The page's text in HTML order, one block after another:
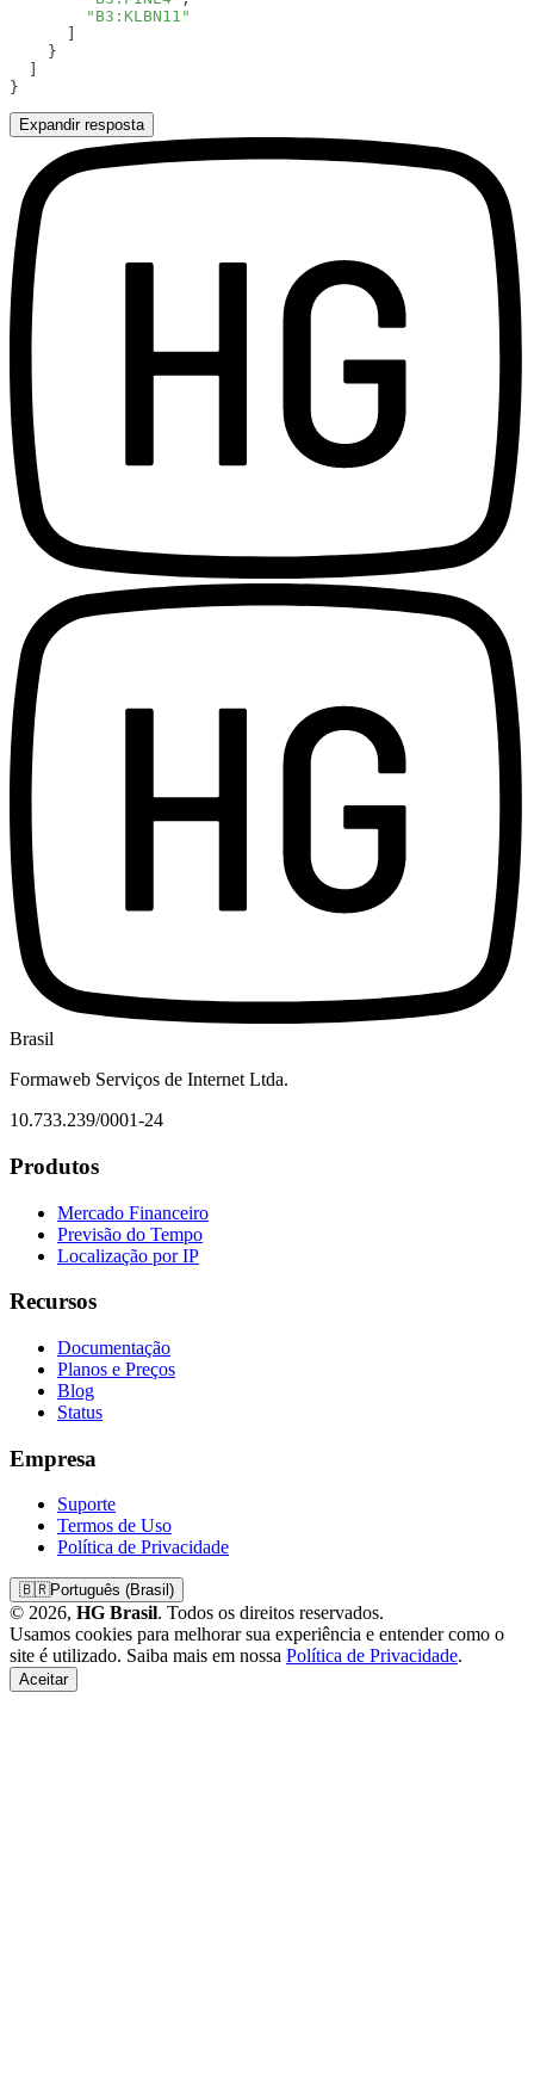
Expandir resposta
Brasil
Formaweb Serviços de Internet Ltda.
10.733.239/0001-24
Produtos
Mercado Financeiro
Previsão do Tempo
Localização por IP
Recursos
Documentação
Planos e Preços
Blog
Status
Empresa
Suporte
Termos de Uso
Política de Privacidade
🇧🇷Português (Brasil)
© 2026, HG Brasil. Todos os direitos reservados.
Usamos cookies para melhorar sua experiência e entender como o
site é utilizado. Saiba mais em nossa Política de Privacidade.
Aceitar